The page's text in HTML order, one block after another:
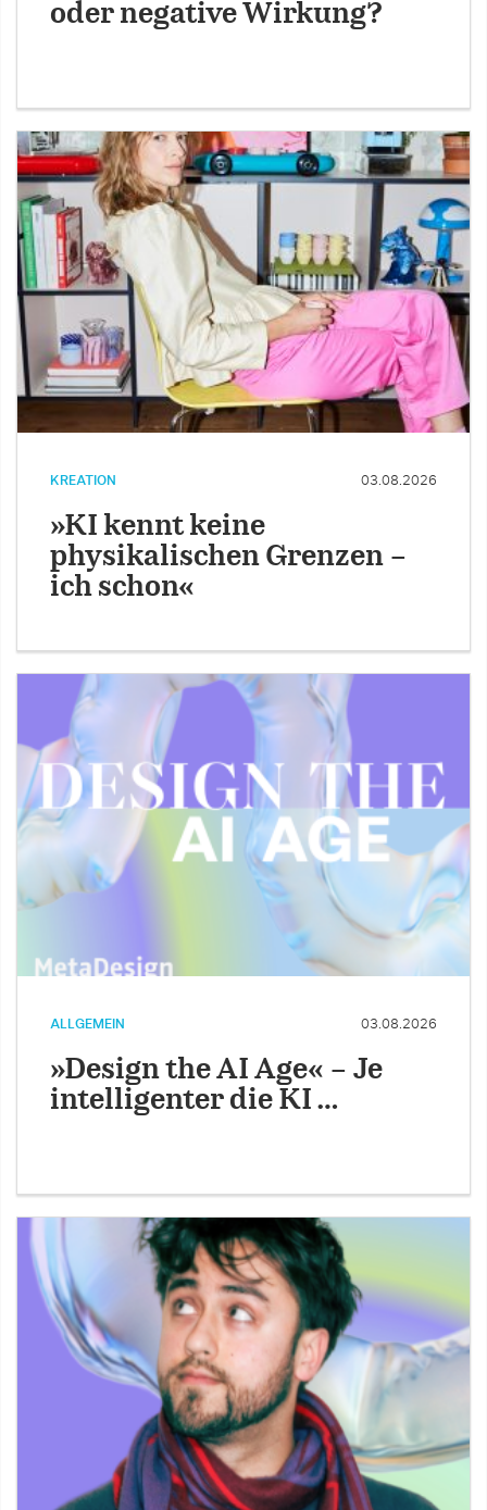
oder negative Wirkung?
KREATION 03.08.2026
»KI kennt keine
physikalischen Grenzen –
ich schon«
ALLGEMEIN 03.08.2026
»Design the AI Age« – Je
intelligenter die KI …